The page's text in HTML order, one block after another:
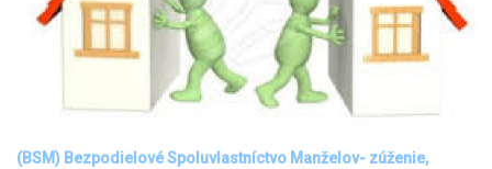
(BSM) Bezpodielové Spoluvlastníctvo Manželov- zúženie,